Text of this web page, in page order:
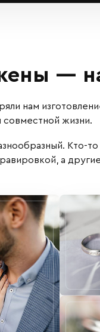
—
нам
совместной жизни.
Кто-
а